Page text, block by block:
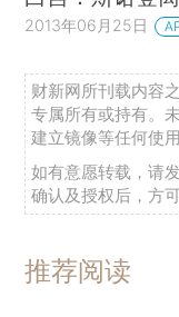
2013年06月25日
财新网所刊载内容
专属所有或持有。
建立镜像等任何使用
如有意愿转载，请
确认及授权后，方可
推荐阅读